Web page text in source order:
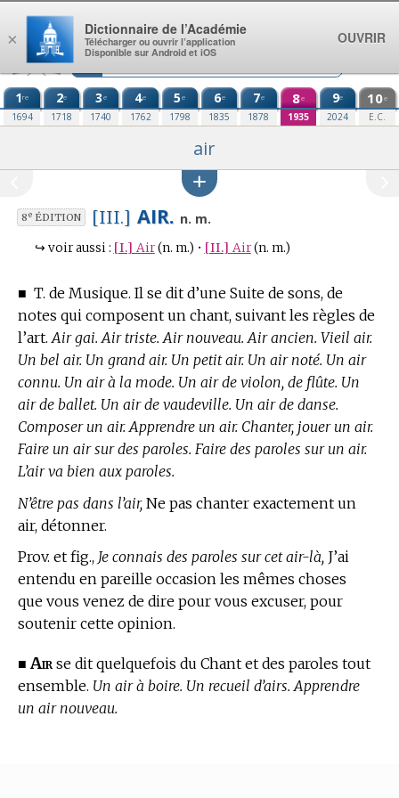
Aller au contenu
1re
1694
2e
1718
3e
1740
4e
1762
5e
1798
6e
1835
7e
1878
8e
1935
9e
2024
10e
E.C.
air
8eÉDITION [III.] AIR. n. m.
↪ voir aussi : [I.] Air (n. m.) • [II.] Air (n. m.)
■ T. de Musique. Il se dit d’une Suite de sons, de
notes qui composent un chant, suivant les règles de
l’art. Air gai. Air triste. Air nouveau. Air ancien. Vieil air.
Un bel air. Un grand air. Un petit air. Un air noté. Un air
connu. Un air à la mode. Un air de violon, de flûte. Un
air de ballet. Un air de vaudeville. Un air de danse.
Composer un air. Apprendre un air. Chanter, jouer un air.
Faire un air sur des paroles. Faire des paroles sur un air.
L’air va bien aux paroles.
N’être pas dans l’air, Ne pas chanter exactement un
air, détonner.
Prov. et fig., Je connais des paroles sur cet air-là, J’ai
entendu en pareille occasion les mêmes choses
que vous venez de dire pour vous excuser, pour
soutenir cette opinion.
■ Air se dit quelquefois du Chant et des paroles tout
ensemble. Un air à boire. Un recueil d’airs. Apprendre
un air nouveau.
×
Dictionnaire de l’Académie
Télécharger ou ouvrir l’application
Disponible sur Android et iOS
OUVRIR